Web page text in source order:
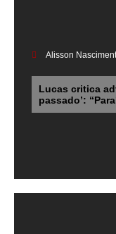
Alisson
Lucas critica
passado’: